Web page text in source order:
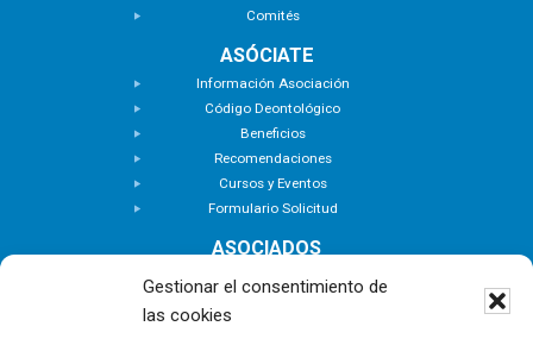
Gestionar el consentimiento de
las cookies
Comités
ASÓCIATE
Información Asociación
Código Deontológico
Beneficios
Recomendaciones
Cursos y Eventos
Formulario Solicitud
ASOCIADOS
Zona Privada